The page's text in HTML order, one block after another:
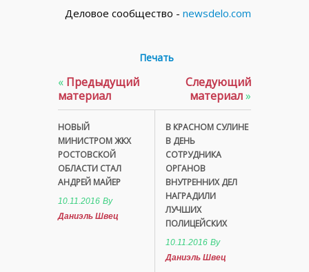
Деловое сообщество - newsdelo.com
Печать
« Предыдущий
материал
НОВЫЙ
МИНИСТРОМ ЖКХ
РОСТОВСКОЙ
ОБЛАСТИ СТАЛ
АНДРЕЙ МАЙЕР
10.11.2016 By
Даниэль Швец
Следующий
материал»
В КРАСНОМ СУЛИНЕ
В ДЕНЬ
СОТРУДНИКА
ОРГАНОВ
ВНУТРЕННИХ ДЕЛ
НАГРАДИЛИ
ЛУЧШИХ
ПОЛИЦЕЙСКИХ
10.11.2016 By
Даниэль Швец